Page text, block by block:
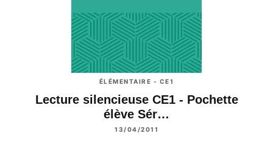
ÉLÉMENTAIRE - CE1
Lecture silencieuse CE1 - Pochette
élève Sér…
13/04/2011